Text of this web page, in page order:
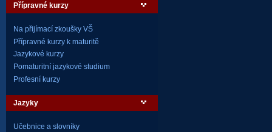
Přípravné kurzy
Na přijímací zkoušky VŠ
Přípravné kurzy k maturitě
Jazykové kurzy
Pomaturitní jazykové studium
Profesní kurzy
Jazyky
Učebnice a slovníky